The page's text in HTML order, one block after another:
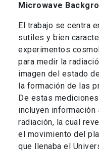
Microwave
El trabajo se centra
sutiles y bien
experimentos
para medir la
imagen del estado
la formación de las
De estas
incluyen
radiación, la cual
el movimiento del
que llenaba el